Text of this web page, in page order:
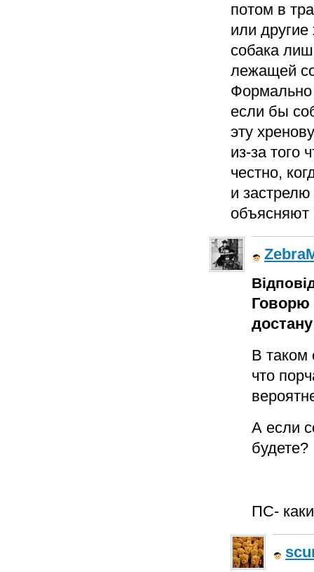
потом в
или другие
собака
лежащей
Формально
если бы
эту
из-за того
честно,
и
объясняют
Говорю
В таком
что
А если
будете?
ПС-